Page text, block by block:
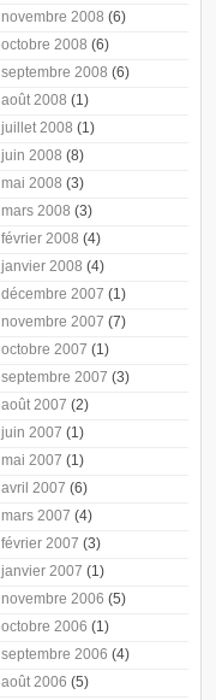
novembre 2008 (6)
octobre 2008 (6)
septembre 2008 (6)
août 2008 (1)
juillet 2008 (1)
juin 2008 (8)
mai 2008 (3)
mars 2008 (3)
février 2008 (4)
janvier 2008 (4)
décembre 2007 (1)
novembre 2007 (7)
octobre 2007 (1)
septembre 2007 (3)
août 2007 (2)
juin 2007 (1)
mai 2007 (1)
avril 2007 (6)
mars 2007 (4)
février 2007 (3)
janvier 2007 (1)
novembre 2006 (5)
octobre 2006 (1)
septembre 2006 (4)
août 2006 (5)